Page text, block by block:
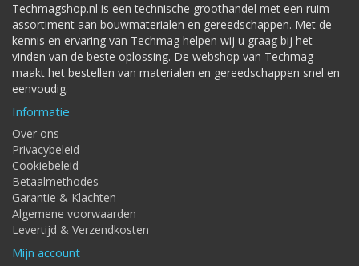
Techmagshop.nl is een technische groothandel met een ruim
assortiment aan bouwmaterialen en gereedschappen. Met de
kennis en ervaring van Techmag helpen wij u graag bij het
vinden van de beste oplossing. De webshop van Techmag
maakt het bestellen van materialen en gereedschappen snel en
eenvoudig.
Informatie
Over ons
Privacybeleid
Cookiebeleid
Betaalmethodes
Garantie & Klachten
Algemene voorwaarden
Levertijd & Verzendkosten
Mijn account